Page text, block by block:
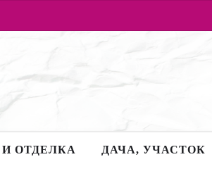
ОТДЕЛКА ДАЧА, УЧАСТОК